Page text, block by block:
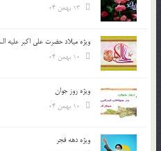
ویژه میلاد حضرت علی اکبر علیه
ویژه روز جوان
ویژه دهه فجر